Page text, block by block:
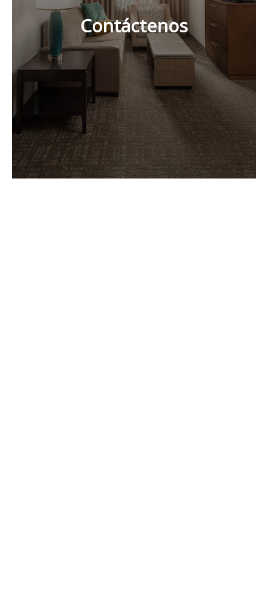
Contáctenos